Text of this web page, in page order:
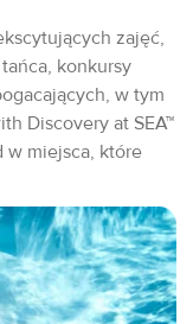
zajęć,
konkursy
w tym
Discovery at SEA™
w miejsca, które